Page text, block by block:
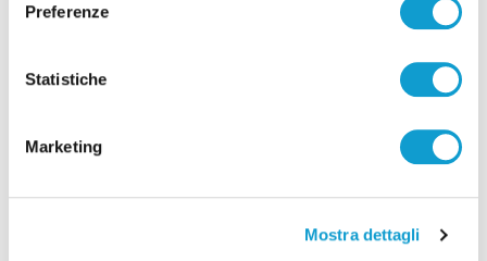
Preferenze
Statistiche
Marketing
Mostra dettagli